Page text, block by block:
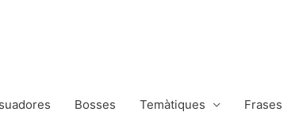
Bosses Temàtiques Frases